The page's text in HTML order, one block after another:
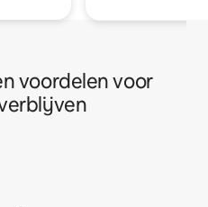
voordelen voor